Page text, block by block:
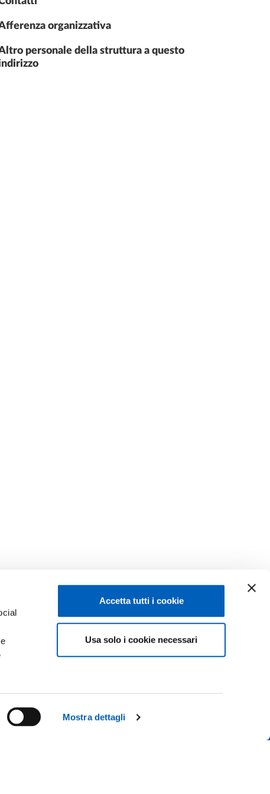
Mostra dettagli
Accetta tutti i cookie
Usa solo i cookie necessari
CONTATTACI
organizzativa
personale della struttura a questo
Facebook Linkedin